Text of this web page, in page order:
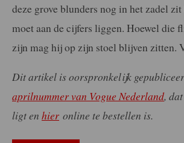
deze grove blunders nog in het zadel
moet aan de cijfers liggen. Hoewel die
zijn mag hij op zijn stoel blijven zitten.
Dit artikel is oorspronkelijk
aprilnummer van Vogue Nederland,
ligt en hier online te bestellen is.